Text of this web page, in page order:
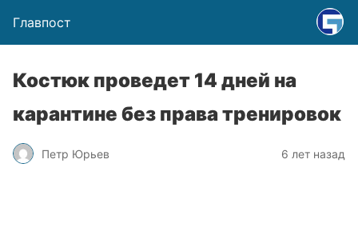
Главпост
Костюк проведет 14 дней на
карантине без права тренировок
Петр Юрьев 6 лет назад